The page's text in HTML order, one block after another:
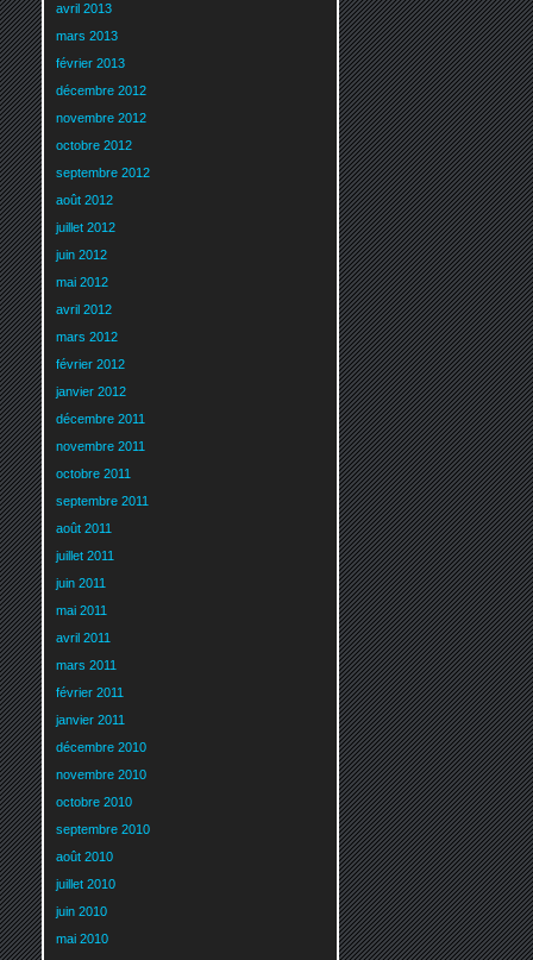
avril 2013
mars 2013
février 2013
décembre 2012
novembre 2012
octobre 2012
septembre 2012
août 2012
juillet 2012
juin 2012
mai 2012
avril 2012
mars 2012
février 2012
janvier 2012
décembre 2011
novembre 2011
octobre 2011
septembre 2011
août 2011
juillet 2011
juin 2011
mai 2011
avril 2011
mars 2011
février 2011
janvier 2011
décembre 2010
novembre 2010
octobre 2010
septembre 2010
août 2010
juillet 2010
juin 2010
mai 2010